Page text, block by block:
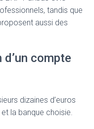
tandis que
aussi des
compte
dizaines d’euros
la banque choisie.